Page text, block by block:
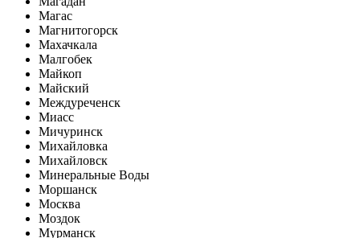
Магас
Магнитогорск
Махачкала
Малгобек
Майкоп
Майский
Междуреченск
Миасс
Мичуринск
Михайловка
Михайловск
Минеральные Воды
Моршанск
Москва
Моздок
Мурманск